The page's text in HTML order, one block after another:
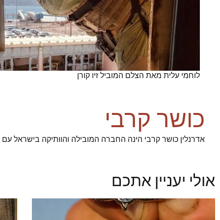
לוחמי עלית מאת הצלם המוביל זיו קורן
כושר קרבי
אדרנלין כושר קרבי הינה החברה המובילה והוותיקה בישראל עם 93% הצלחה בגיוס מועמדינו לשירות ביחידות העלית הצהליות
אולי יעניין אתכם